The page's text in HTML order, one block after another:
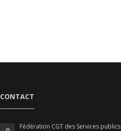
CONTACT
Fédération CGT des Services publics